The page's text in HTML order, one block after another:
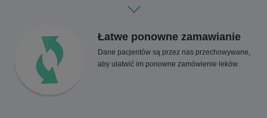
Łatwe ponowne zamawianie
Dane pacjentów są przez nas przechowywane,
aby ułatwić im ponowne zamówienie leków.